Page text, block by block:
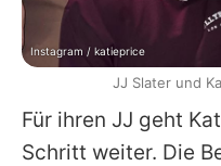
Für ihren JJ geht
Schritt weiter. Die
Instagram / katieprice
JJ Slater und